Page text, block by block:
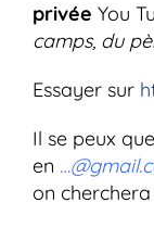
privée You
camps, du
Essayer sur
Il se peux
en
on